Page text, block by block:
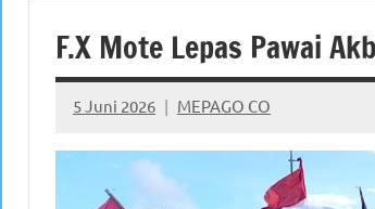
F.X Mote Lepas Pawai
5 Juni 2026 MEPAGO CO
No
comments